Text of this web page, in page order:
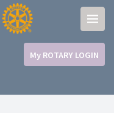
My ROTARY LOGIN